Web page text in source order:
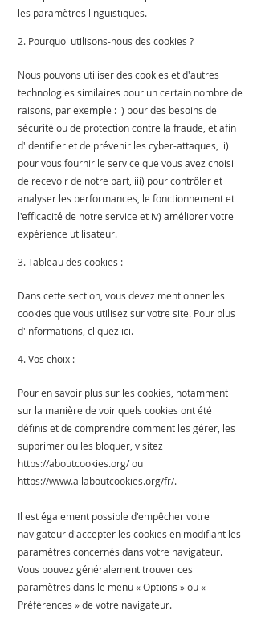
les paramètres linguistiques.
2. Pourquoi utilisons-nous des cookies ?
Nous pouvons utiliser des cookies et d'autres
technologies similaires pour un certain nombre de
raisons, par exemple : i) pour des besoins de
sécurité ou de protection contre la fraude, et afin
d'identifier et de prévenir les cyber-attaques, ii)
pour vous fournir le service que vous avez choisi
de recevoir de notre part, iii) pour contrôler et
analyser les performances, le fonctionnement et
l'efficacité de notre service et iv) améliorer votre
expérience utilisateur.
3. Tableau des cookies :
Dans cette section, vous devez mentionner les
cookies que vous utilisez sur votre site. Pour plus
d'informations, cliquez ici.
4. Vos choix :
Pour en savoir plus sur les cookies, notamment
sur la manière de voir quels cookies ont été
définis et de comprendre comment les gérer, les
supprimer ou les bloquer, visitez
https://aboutcookies.org/ou
https://www.allaboutcookies.org/fr/.
Il est également possible d'empêcher votre
navigateur d'accepter les cookies en modifiant les
paramètres concernés dans votre navigateur.
Vous pouvez généralement trouver ces
paramètres dans le menu « Options » ou «
Préférences » de votre navigateur.